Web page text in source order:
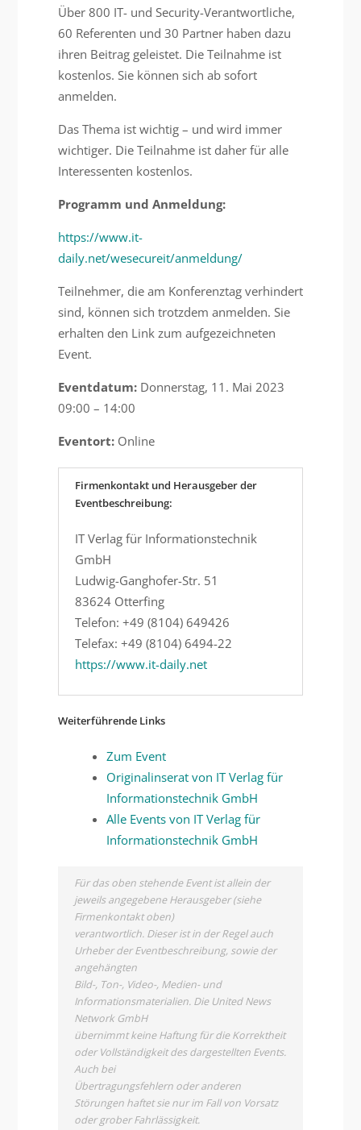
Über 800 IT- und Security-Verantwortliche,
60 Referenten und 30 Partner haben dazu
ihren Beitrag geleistet. Die Teilnahme ist
kostenlos. Sie können sich ab sofort
anmelden.
Das Thema ist wichtig – und wird immer
wichtiger. Die Teilnahme ist daher für alle
Interessenten kostenlos.
Programm und Anmeldung:
https://www.it-
daily.net/wesecureit/anmeldung/
Teilnehmer, die am Konferenztag verhindert
sind, können sich trotzdem anmelden. Sie
erhalten den Link zum aufgezeichneten
Event.
Eventdatum:Donnerstag, 11. Mai 2023
09:00 – 14:00
Eventort:Online
Firmenkontakt und Herausgeber der
Eventbeschreibung:
IT Verlag für Informationstechnik
GmbH
Ludwig-Ganghofer-Str. 51
83624 Otterfing
Telefon: +49 (8104) 649426
Telefax: +49 (8104) 6494-22
https://www.it-daily.net
Weiterführende Links
Zum Event
Originalinserat von IT Verlag für
Informationstechnik GmbH
Alle Events von IT Verlag für
Informationstechnik GmbH
Für das oben stehende Event ist allein der
jeweils angegebene Herausgeber (siehe
Firmenkontakt oben)
verantwortlich. Dieser ist in der Regel auch
Urheber der Eventbeschreibung, sowie der
angehängten
Bild-, Ton-, Video-, Medien- und
Informationsmaterialien. Die United News
Network GmbH
übernimmt keine Haftung für die Korrektheit
oder Vollständigkeit des dargestellten Events.
Auch bei
Übertragungsfehlern oder anderen
Störungen haftet sie nur im Fall von Vorsatz
oder grober Fahrlässigkeit.